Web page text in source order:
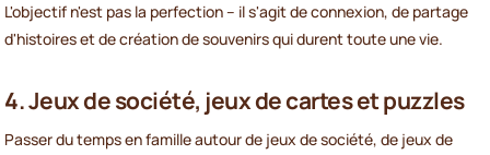
L'objectif n'est pas la perfection – il s'agit de connexion, de partage
d'histoires et de création de souvenirs qui durent toute une vie.
4. Jeux de société, jeux de cartes et puzzles
Passer du temps en famille autour de jeux de société, de jeux de